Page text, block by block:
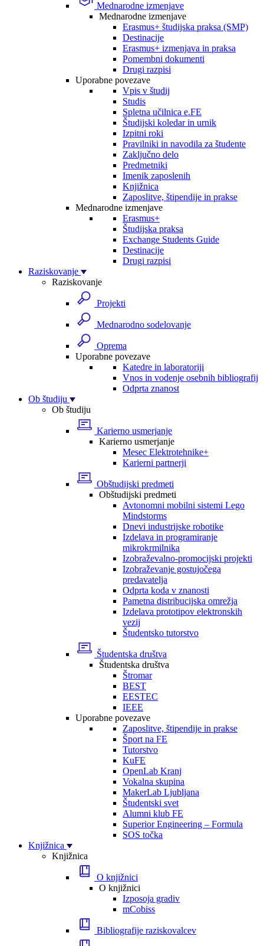
Mednarodne izmenjave
Mednarodne izmenjave
Erasmus+ študijska praksa (SMP)
Destinacije
Erasmus+ izmenjava in praksa
Pomembni dokumenti
Drugi razpisi
Uporabne povezave
Vpis v študij
Studis
Spletna učilnica e.FE
Študijski koledar in urnik
Izpitni roki
Pravilniki in navodila za študente
Zaključno delo
Predmetniki
Imenik zaposlenih
Knjižnica
Zaposlitve, štipendije in prakse
Mednarodne izmenjave
Erasmus+
Študijska praksa
Exchange Students Guide
Destinacije
Drugi razpisi
Raziskovanje
Raziskovanje
Projekti
Mednarodno sodelovanje
Oprema
Uporabne povezave
Katedre in laboratoriji
Vnos in vodenje osebnih bibliografij
Odprta znanost
Ob študiju
Ob študiju
Karierno usmerjanje
Karierno usmerjanje
Mesec Elektrotehnike+
Karierni partnerji
Obštudijski predmeti
Obštudijski predmeti
Avtonomni mobilni sistemi Lego
Mindstorms
Dnevi industrijske robotike
Izdelava in programiranje
mikrokrmilnika
Izobraževalno-promocijski projekti
Izobraževanje gostujočega
predavatelja
Odprta koda v znanosti
Pametna distribucijska omrežja
Izdelava prototipov elektronskih
vezij
Študentsko tutorstvo
Študentska društva
Študentska društva
Štromar
BEST
EESTEC
IEEE
Uporabne povezave
Zaposlitve, štipendije in prakse
Šport na FE
Tutorstvo
KuFE
OpenLab Kranj
Vokalna skupina
MakerLab Ljubljana
Študentski svet
Alumni klub FE
Superior Engineering – Formula
SOS točka
Knjižnica
Knjižnica
O knjižnici
O knjižnici
Izposoja gradiv
mCobiss
Bibliografije raziskovalcev